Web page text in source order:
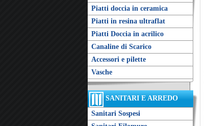
Piatti doccia in ceramica
Piatti in resina ultraflat
Piatti Doccia in acrilico
Canaline di Scarico
Accessori e pilette
Vasche
SANITARI E ARREDO
Sanitari Sospesi